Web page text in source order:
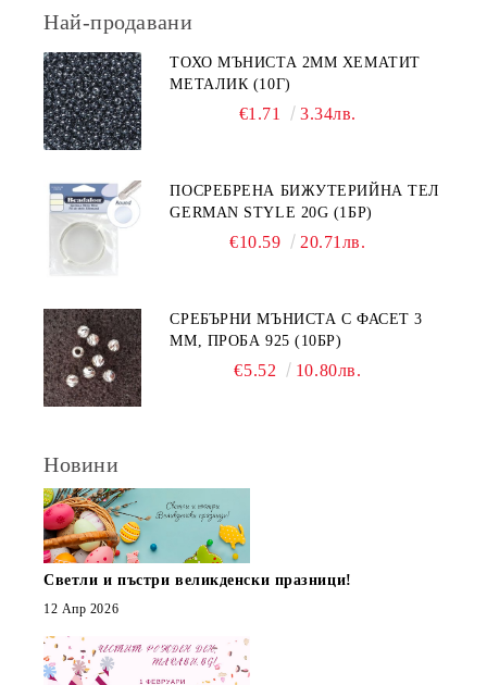
Най-продавани
ТОХО МЪНИСТА 2ММ ХЕМАТИТ
МЕТАЛИК (10Г)
€1.71 3.34лв.
ПОСРЕБРЕНА БИЖУТЕРИЙНА ТЕЛ
GERMAN STYLE 20G (1БР)
€10.59 20.71лв.
СРЕБЪРНИ МЪНИСТА С ФАСЕТ 3
ММ, ПРОБА 925 (10БР)
€5.52 10.80лв.
Новини
Светли и пъстри великденски празници!
12 Апр 2026